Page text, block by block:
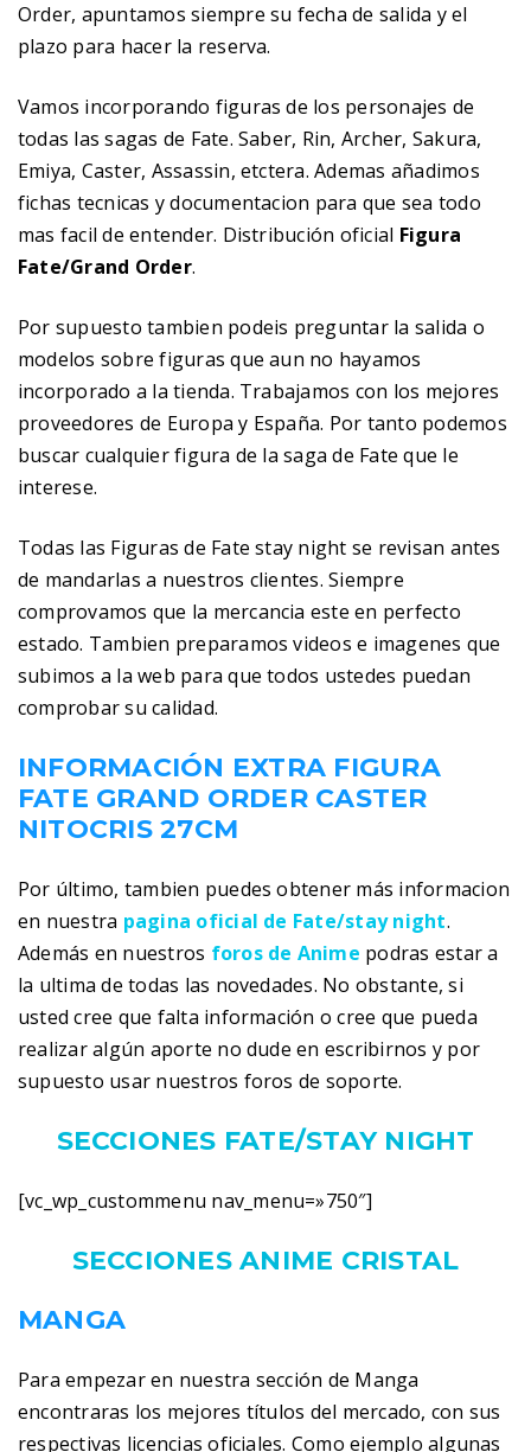
Order, apuntamos siempre su fecha de salida y el
plazo para hacer la reserva.
Vamos incorporando figuras de los personajes de
todas las sagas de Fate. Saber, Rin, Archer, Sakura,
Emiya, Caster, Assassin, etctera. Ademas añadimos
fichas tecnicas y documentacion para que sea todo
mas facil de entender. Distribución oficial Figura
Fate/Grand Order.
Por supuesto tambien podeis preguntar la salida o
modelos sobre figuras que aun no hayamos
incorporado a la tienda. Trabajamos con los mejores
proveedores de Europa y España. Por tanto podemos
buscar cualquier figura de la saga de Fate que le
interese.
Todas las Figuras de Fate stay night se revisan antes
de mandarlas a nuestros clientes. Siempre
comprovamos que la mercancia este en perfecto
estado. Tambien preparamos videos e imagenes que
subimos a la web para que todos ustedes puedan
comprobar su calidad.
INFORMACIÓN EXTRA FIGURA
FATE GRAND ORDER CASTER
NITOCRIS 27CM
Por último, tambien puedes obtener más informacion
en nuestra pagina oficial de Fate/stay night.
Además en nuestros foros de Anime podras estar a
la ultima de todas las novedades. No obstante, si
usted cree que falta información o cree que pueda
realizar algún aporte no dude en escribirnos y por
supuesto usar nuestros foros de soporte.
SECCIONES FATE/STAY NIGHT
[vc_wp_custommenu nav_menu=»750″]
SECCIONES ANIME CRISTAL
MANGA
Para empezar en nuestra sección de Manga
encontraras los mejores títulos del mercado, con sus
respectivas licencias oficiales. Como ejemplo algunas